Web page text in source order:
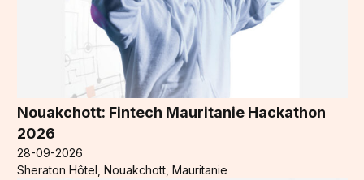
Nouakchott: Fintech Mauritanie Hackathon
2026
28-09-2026
Sheraton Hôtel, Nouakchott, Mauritanie